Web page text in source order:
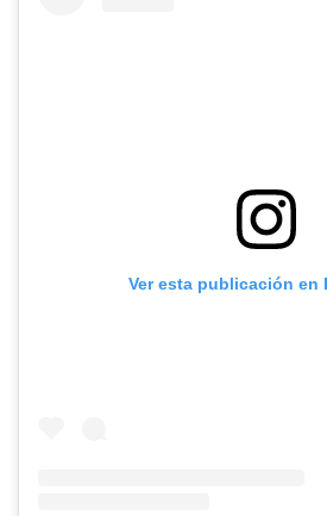
Ver esta publicación en